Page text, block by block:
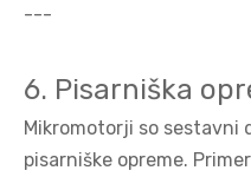
---
6. Pisarniška
Mikromotorji so sestavni
pisarniške opreme.